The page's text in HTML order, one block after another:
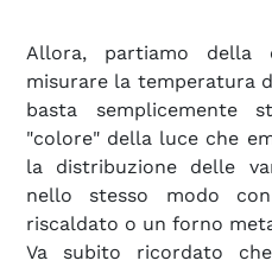
Allora, partiamo della
misurare la temperatura
basta semplicemente
"colore" della luce che
la distribuzione delle
nello stesso modo
riscaldato o un forno
Va subito ricordato